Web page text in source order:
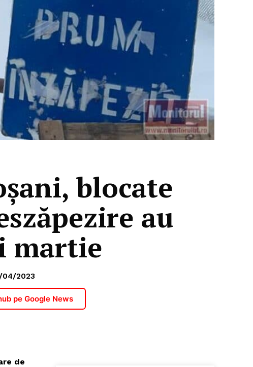
blocate
au
martie
04/2023
pe Google News
de